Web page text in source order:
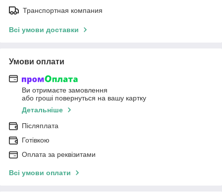
Транспортная компания
Всі умови доставки
Умови оплати
Ви отримаєте замовлення
або гроші повернуться на вашу картку
Детальніше
Післяплата
Готівкою
Оплата за реквізитами
Всі умови оплати